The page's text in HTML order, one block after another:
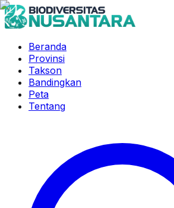
Beranda
Provinsi
Takson
Bandingkan
Peta
Tentang